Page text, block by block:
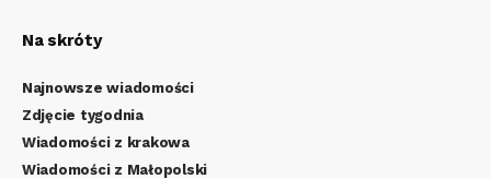
Na skróty
Najnowsze wiadomości
Zdjęcie tygodnia
Wiadomości z krakowa
Wiadomości z Małopolski